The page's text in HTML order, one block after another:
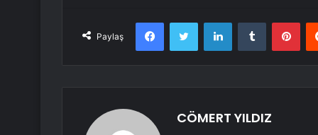
Paylaş
FacebookTwitter LinkedInTumblr
CÖMERT YILDIZ